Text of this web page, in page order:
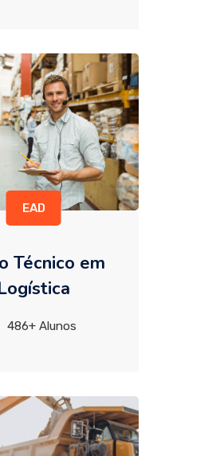
EAD
Técnico em
486+ Alunos